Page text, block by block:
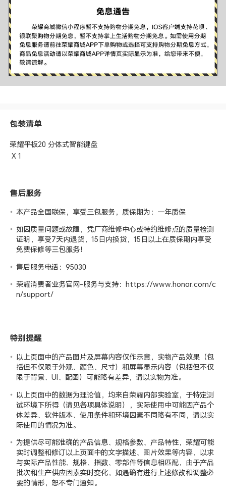
包装清单
荣耀平板20 分体式智能键盘
X 1
售后服务
本产品全国联保，享受三包服务，质保期为：一年质保
如因质量问题或故障，凭厂商维修中心或特约维修点的质量检测
证明，享受7天内退货，15日内换货，15日以上在质保期内享受
免费保修等三包服务！
售后服务电话：95030
荣耀消费者业务官网-服务与支持：https://www.honor.com/c
n/support/
特别提醒
以上页面中的产品图片及屏幕内容仅作示意，实物产品效果（包
括但不仅限于外观、颜色、尺寸）和屏幕显示内容（包括但不仅
限于背景、UI、配图）可能略有差异，请以实物为准。
以上页面中的数据为理论值，均来自荣耀内部实验室，于特定测
试环境下所得（请见各项具体说明），实际使用中可能因产品个
体差异、软件版本、使用条件和环境因素不同略有不同，请以实
际使用的情况为准。
为提供尽可能准确的产品信息、规格参数、产品特性，荣耀可能
实时调整和修订以上页面中的文字描述、图片效果等内容，以求
与实际产品性能、规格、指数、零部件等信息相匹配，由于产品
批次和生产供应因素实时变化，如遇确有进行上述修改和调整必
要的情形，恕不专门通知。